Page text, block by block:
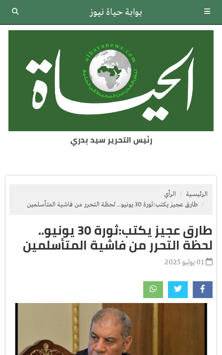
بوابة حياة نيوز
رئيس التحرير سيد بدري
الرئيسية
الرأي
طارق عجيز يكتب:ثورة 30 يونيو.. لحظة التحرر من فاشية المتأسلمين
طارق عجيز يكتب:ثورة 30 يونيو..
لحظة التحرر من فاشية المتأسلمين